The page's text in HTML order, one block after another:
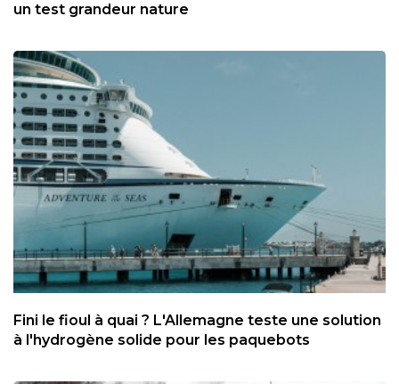
un test grandeur nature
Fini le fioul à quai ? L'Allemagne teste une solution
à l'hydrogène solide pour les paquebots